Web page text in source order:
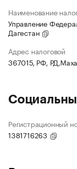
Наименование
Управление
Дагестан
Адрес налоговой
367015, РФ,
Регистрационный
1381716263